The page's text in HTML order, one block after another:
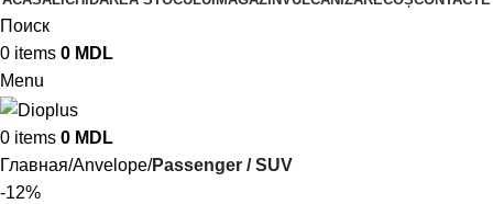
Поиск
0 items 0 MDL
Menu
0 items 0 MDL
Главная Anvelope Passenger / SUV
-12%